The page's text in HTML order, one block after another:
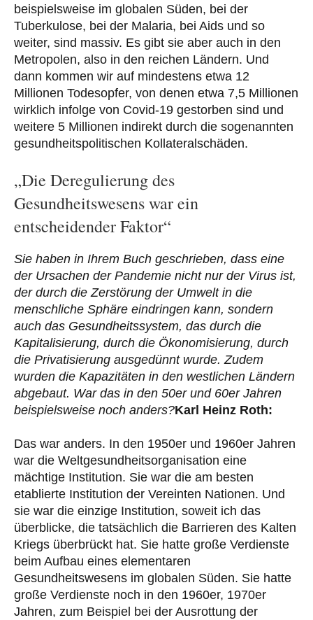
beispielsweise im globalen Süden, bei der
Tuberkulose, bei der Malaria, bei Aids und so
weiter, sind massiv. Es gibt sie aber auch in den
Metropolen, also in den reichen Ländern. Und
dann kommen wir auf mindestens etwa 12
Millionen Todesopfer, von denen etwa 7,5 Millionen
wirklich infolge von Covid-19 gestorben sind und
weitere 5 Millionen indirekt durch die sogenannten
gesundheitspolitischen Kollateralschäden.
„Die Deregulierung des
Gesundheitswesens war ein
entscheidender Faktor“
Sie haben in Ihrem Buch geschrieben, dass eine
der Ursachen der Pandemie nicht nur der Virus ist,
der durch die Zerstörung der Umwelt in die
menschliche Sphäre eindringen kann, sondern
auch das Gesundheitssystem, das durch die
Kapitalisierung, durch die Ökonomisierung, durch
die Privatisierung ausgedünnt wurde. Zudem
wurden die Kapazitäten in den westlichen Ländern
abgebaut. War das in den 50er und 60er Jahren
beispielsweise noch anders?Karl Heinz Roth:
Das war anders. In den 1950er und 1960er Jahren
war die Weltgesundheitsorganisation eine
mächtige Institution. Sie war die am besten
etablierte Institution der Vereinten Nationen. Und
sie war die einzige Institution, soweit ich das
überblicke, die tatsächlich die Barrieren des Kalten
Kriegs überbrückt hat. Sie hatte große Verdienste
beim Aufbau eines elementaren
Gesundheitswesens im globalen Süden. Sie hatte
große Verdienste noch in den 1960er, 1970er
Jahren, zum Beispiel bei der Ausrottung der